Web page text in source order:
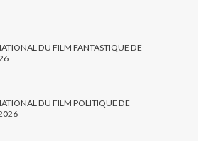
DU FILM FANTASTIQUE DE
DU FILM POLITIQUE DE